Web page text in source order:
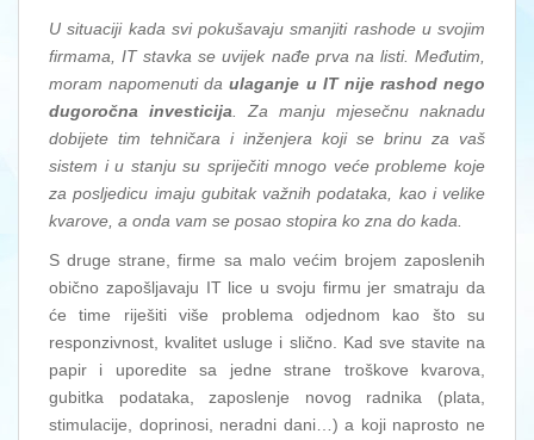
U situaciji kada svi pokušavaju smanjiti rashode u svojim
firmama, IT stavka se uvijek nađe prva na listi. Međutim,
moram napomenuti daulaganje u IT nije rashod nego
dugoročna investicija . Za manju mjesečnu naknadu
dobijete tim tehničara i inženjera koji se brinu za vaš
sistem i u stanju su spriječiti mnogo veće probleme koje
za posljedicu imaju gubitak važnih podataka, kao i velike
kvarove, a onda vam se posao stopira ko zna do kada.
S druge strane, firme sa malo većim brojem zaposlenih
obično zapošljavaju IT lice u svoju firmu jer smatraju da
će time riješiti više problema odjednom kao što su
responzivnost, kvalitet usluge i slično. Kad sve stavite na
papir i uporedite sa jedne strane troškove kvarova,
gubitka podataka, zaposlenje novog radnika (plata,
stimulacije, doprinosi, neradni dani…) a koji naprosto ne